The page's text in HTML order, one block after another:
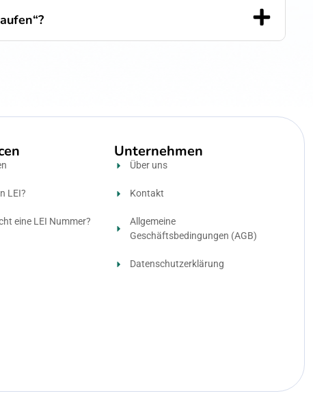
LEI?
eine LEI Nummer?
Unternehmen
Über uns
Kontakt
Allgemeine
Geschäftsbedingungen (AGB)
Datenschutzerklärung